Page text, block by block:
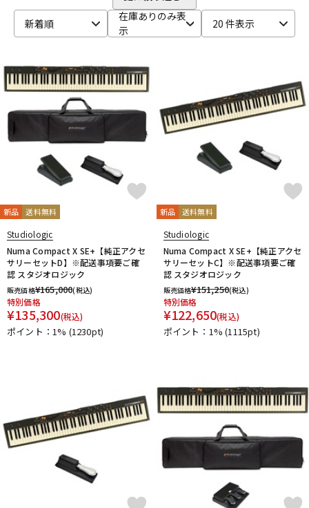
ベース ウクレレ
ドラム
キーボード
管楽器
エフェクター
DTM オンライン納品 レコーディング機器
中古 ヴィンテージ
新着順
在庫ありのみ表
示
20 件表示
新品 送料無料
Studiologic
Numa Compact X SE+【純正アクセ
サリーセットD】※配送事項要ご確
認 スタジオロジック
販売価格¥165,000(税込)
特別価格
¥135,300(税込)
ポイント：1% (1230pt)
新品 送料無料
Studiologic
Numa Compact X SE+【純正アクセ
サリーセットC】※配送事項要ご確
認 スタジオロジック
販売価格¥151,250(税込)
特別価格
¥122,650(税込)
ポイント：1%(1115pt)